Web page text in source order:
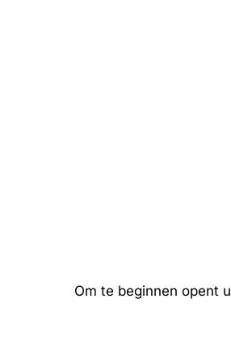
Om te beginnen opent u